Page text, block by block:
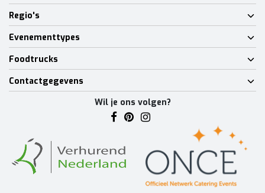
Regio's
Evenementtypes
Foodtrucks
Contactgegevens
Wil je ons volgen?